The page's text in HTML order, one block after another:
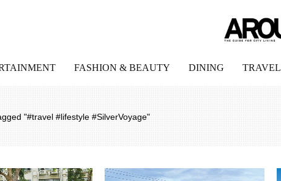
FASHION & BEAUTY DINING TRAVEL
"#travel #lifestyle #SilverVoyage"